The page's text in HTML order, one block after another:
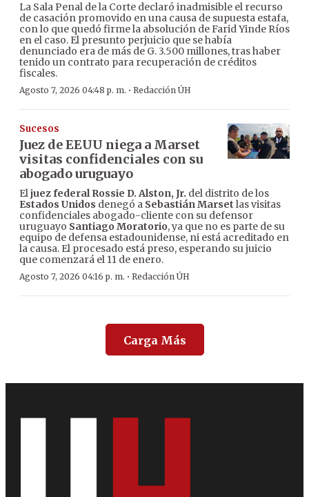
La Sala Penal de la Corte declaró inadmisible el recurso
de casación promovido en una causa de supuesta estafa,
con lo que quedó firme la absolución de Farid Yinde Ríos
en el caso. El presunto perjuicio que se había
denunciado era de más de G. 3.500 millones, tras haber
tenido un contrato para recuperación de créditos
fiscales.
Agosto 7, 2026 04:48 p. m. · Redacción ÚH
Sucesos
Juez de EEUU niega a Marset
visitas confidenciales con su
abogado uruguayo
Eljuez federal Rossie D. Alston, Jr. del distrito de los
Estados Unidos denegó a Sebastián Marset las visitas
confidenciales abogado-cliente con su defensor
uruguayo Santiago Moratorio, ya que no es parte de su
equipo de defensa estadounidense, ni está acreditado en
la causa. El procesado está preso, esperando su juicio
que comenzará el 11 de enero.
Agosto 7, 2026 04:16 p. m. · Redacción ÚH
Carga Más